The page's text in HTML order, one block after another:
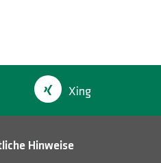
Xing
Hinweise